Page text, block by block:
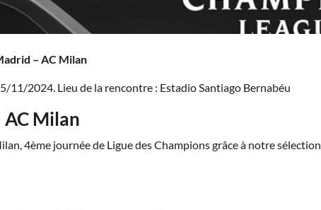
– AC Milan
11/2024. Lieu de la rencontre : Estadio Santiago Bernabéu
AC Milan
4ème journée de Ligue des Champions grâce à notre sélection